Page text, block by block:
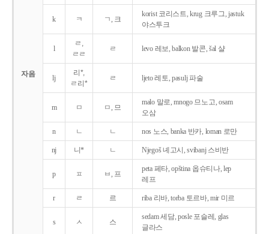
자음
k ㅋ ㄱ, 크
korist 코리스트, krug 크루그, jastuk
야스투크
l
ㄹ,
ㄹㄹ
ㄹ levo 레보, balkon 발콘, šal 샬
lj
리*,
ㄹ리*
ㄹ ljeto 레토, pasulj 파술
m ㅁ ㅁ, 므
malo 말로, mnogo 므노고, osam
오삼
n ㄴ ㄴ nos 노스, banka 반카, loman 로만
nj 니* ㄴ Njegoš 녜고시, svibanj 스비반
p ㅍ ㅂ, 프
peta 페타, opština 옵슈티나, lep
레프
r ㄹ 르 riba 리바, torba 토르바, mir 미르
s ㅅ 스
sedam 세담, posle 포슬레, glas
글라스